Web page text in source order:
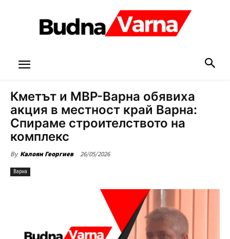
Кметът и МВР-Варна обявиха
акция в местност край Варна:
Спираме строителството на
комплекс
By Калоян Георгиев 26/05/2026
Варна